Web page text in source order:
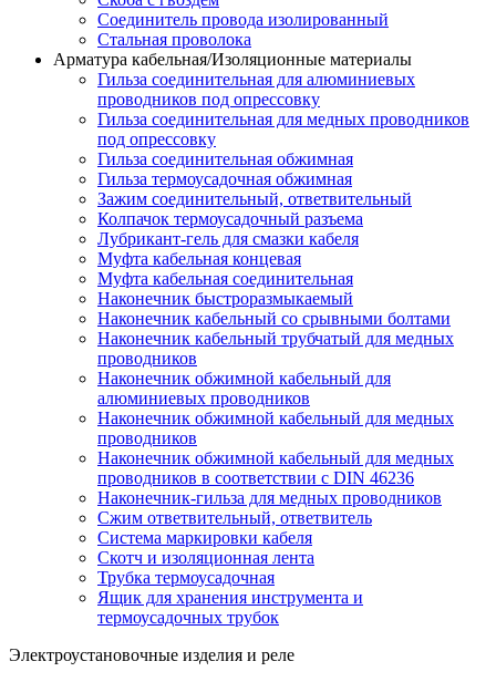
Соединитель провода изолированный
Стальная проволока
Арматура кабельная/Изоляционные материалы
Гильза соединительная для алюминиевых
проводников под опрессовку
Гильза соединительная для медных проводников
под опрессовку
Гильза соединительная обжимная
Гильза термоусадочная обжимная
Зажим соединительный, ответвительный
Колпачок термоусадочный разъема
Лубрикант-гель для смазки кабеля
Муфта кабельная концевая
Муфта кабельная соединительная
Наконечник быстроразмыкаемый
Наконечник кабельный со срывными болтами
Наконечник кабельный трубчатый для медных
проводников
Наконечник обжимной кабельный для
алюминиевых проводников
Наконечник обжимной кабельный для медных
проводников
Наконечник обжимной кабельный для медных
проводников в соответствии с DIN 46236
Наконечник-гильза для медных проводников
Сжим ответвительный, ответвитель
Система маркировки кабеля
Скотч и изоляционная лента
Трубка термоусадочная
Ящик для хранения инструмента и
термоусадочных трубок
Электроустановочные изделия и реле